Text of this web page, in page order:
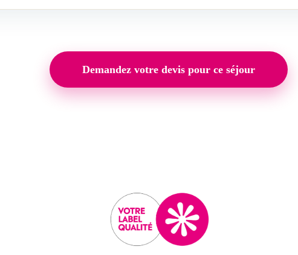
Demandez votre devis pour ce séjour